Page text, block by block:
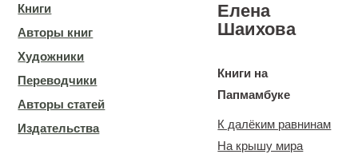
Книги
Авторы книг
Художники
Переводчики
Авторы статей
Издательства
Елена
Шаихова
Книги на
Папмамбуке
К далёким равнинам
На крышу мира